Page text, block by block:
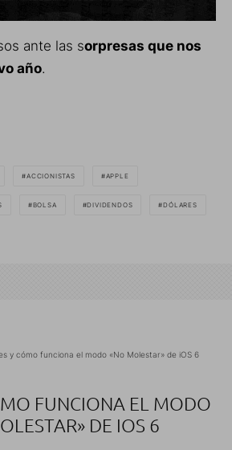
ante las sorpresas que nos
año.
ACCIONISTAS APPLE
BOLSA DIVIDENDOS DÓLARES
y cómo funciona el modo «No Molestar» de iOS 6
FUNCIONA EL MODO
DE IOS 6